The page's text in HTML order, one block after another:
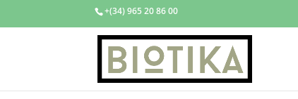
+(34) 965 20 86 00